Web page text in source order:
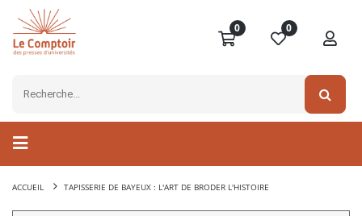
0 0
ACCUEIL TAPISSERIE DE BAYEUX : L'ART DE BRODER L'HISTOIRE